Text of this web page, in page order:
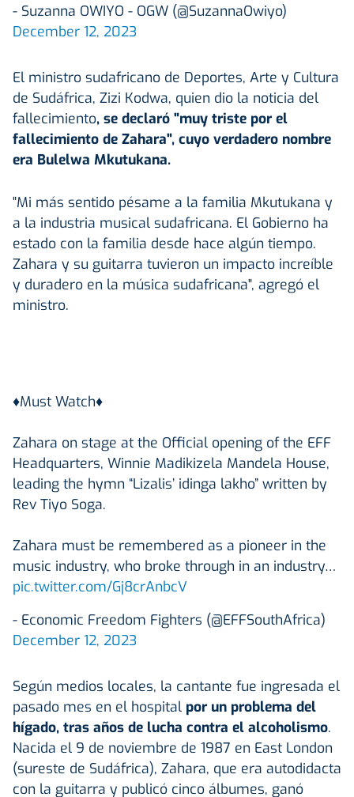
- Suzanna OWIYO - OGW (@SuzannaOwiyo)
December 12, 2023
El ministro sudafricano de Deportes, Arte y Cultura
de Sudáfrica, Zizi Kodwa, quien dio la noticia del
fallecimiento, se declaró "muy triste por el
fallecimiento de Zahara", cuyo verdadero nombre
era Bulelwa Mkutukana.
"Mi más sentido pésame a la familia Mkutukana y
a la industria musical sudafricana. El Gobierno ha
estado con la familia desde hace algún tiempo.
Zahara y su guitarra tuvieron un impacto increíble
y duradero en la música sudafricana", agregó el
ministro.
♦️Must Watch♦️
Zahara on stage at the Official opening of the EFF
Headquarters, Winnie Madikizela Mandela House,
leading the hymn “Lizalis’ idinga lakho” written by
Rev Tiyo Soga.
Zahara must be remembered as a pioneer in the
music industry, who broke through in an industry…
pic.twitter.com/Gj8crAnbcV
- Economic Freedom Fighters (@EFFSouthAfrica)
December 12, 2023
Según medios locales, la cantante fue ingresada el
pasado mes en el hospital por un problema del
hígado, tras años de lucha contra el alcoholismo.
Nacida el 9 de noviembre de 1987 en East London
(sureste de Sudáfrica), Zahara, que era autodidacta
con la guitarra y publicó cinco álbumes, ganó